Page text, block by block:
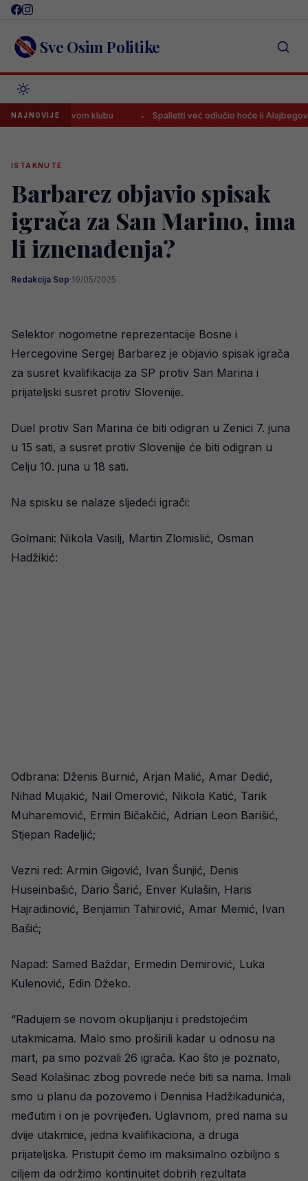
Skip
content Sve Osim Politike
NAJNOVIJE
u novom klubu Spalletti već odlučio hoće li Alajbegović
ISTAKNUTE
Barbarez objavio spisak
igrača za San Marino, ima
li iznenađenja?
Redakcija Sop·19/05/2025
Selektor nogometne reprezentacije Bosne i
Hercegovine Sergej Barbarez je objavio spisak igrača
za susret kvalifikacija za SP protiv San Marina i
prijateljski susret protiv Slovenije.
Duel protiv San Marina će biti odigran u Zenici 7. juna
u 15 sati, a susret protiv Slovenije će biti odigran u
Celju 10. juna u 18 sati.
Na spisku se nalaze sljedeći igrači:
Golmani: Nikola Vasilj, Martin Zlomislić, Osman
Hadžikić:
Odbrana: Dženis Burnić, Arjan Malić, Amar Dedić,
Nihad Mujakić, Nail Omerović, Nikola Katić, Tarik
Muharemović, Ermin Bičakčić, Adrian Leon Barišić,
Stjepan Radeljić;
Vezni red: Armin Gigović, Ivan Šunjić, Denis
Huseinbašić, Dario Šarić, Enver Kulašin, Haris
Hajradinović, Benjamin Tahirović, Amar Memić, Ivan
Bašić;
Napad: Samed Baždar, Ermedin Demirović, Luka
Kulenović, Edin Džeko.
“Radujem se novom okupljanju i predstojećim
utakmicama. Malo smo proširili kadar u odnosu na
mart, pa smo pozvali 26 igrača. Kao što je poznato,
Sead Kolašinac zbog povrede neće biti sa nama. Imali
smo u planu da pozovemo i Dennisa Hadžikadunića,
međutim i on je povrijeđen. Uglavnom, pred nama su
dvije utakmice, jedna kvalifikaciona, a druga
prijateljska. Pristupit ćemo im maksimalno ozbiljno s
ciljem da održimo kontinuitet dobrih rezultata